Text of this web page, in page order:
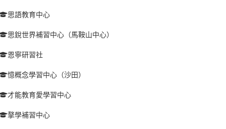
思語教育中心
思銳世界補習中心（馬鞍山中心）
恩寧研習社
憶概念學習中心（沙田）
才能教育愛學習中心
摮學補習中心